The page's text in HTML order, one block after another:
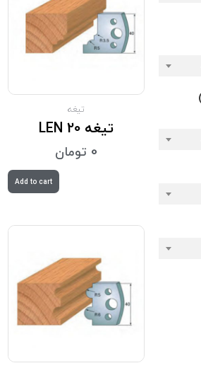
تیغه
تیغه LEN 20
0 تومان
Add to cart